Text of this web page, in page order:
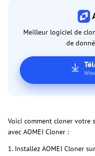
Meilleur logiciel de
de
Voici comment cloner votre
avec AOMEI Cloner :
1. Installez AOMEI Cloner